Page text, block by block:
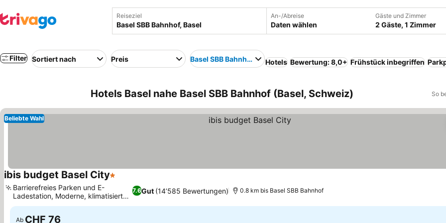
Reiseziel An-/Abreise
Daten wählen
Gäste und Zimmer
2 Gäste, 1 Zimmer
Filter Sortiert nach Preis Basel SBB Bahnhof Hotels Bewertung: 8,0+ Frühstück inbegriffen
Hotels Basel nahe Basel SBB Bahnhof (Basel, Schweiz) So
Beliebte Wahl
ibis budget Basel City1 Sterne
7.6Gut (14’585 Bewertungen)
Barrierefreies Parken und E-
Ladestation, Moderne, klimatisierte
Zimmer
0.8 km bis Basel SBB Bahnhof
Ab CHF 76